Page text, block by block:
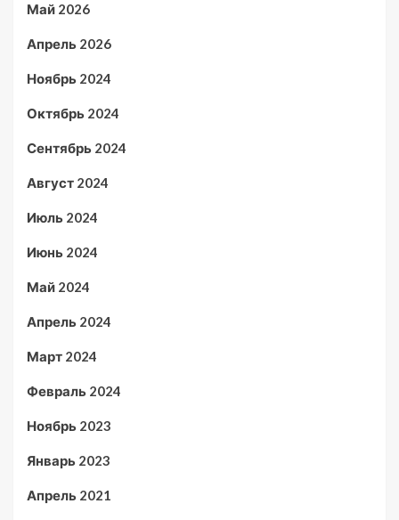
Май 2026
Апрель 2026
Ноябрь 2024
Октябрь 2024
Сентябрь 2024
Август 2024
Июль 2024
Июнь 2024
Май 2024
Апрель 2024
Март 2024
Февраль 2024
Ноябрь 2023
Январь 2023
Апрель 2021